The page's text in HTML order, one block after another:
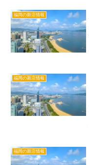
福岡の新店情報
福岡の新店情報
福岡の新店情報